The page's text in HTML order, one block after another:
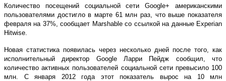
Количество посещений социальной сети Google+ американскими
пользователями достигло в марте 61 млн раз, что выше показателя
февраля на 37%, сообщает Marshable со ссылкой на данные Experian
Hitwise.
Новая статистика появилась через несколько дней после того, как
исполнительный директор Google Ларри Пейдж сообщил, что
количество активных пользователей социальной сети превысило 100
млн. С января 2012 года этот показатель вырос на 10 млн